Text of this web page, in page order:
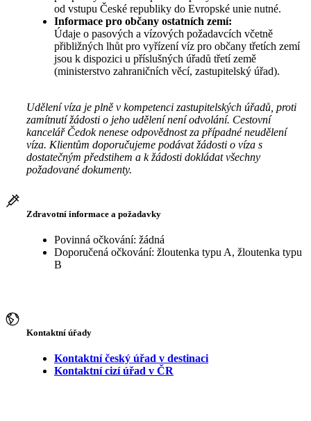
od vstupu České republiky do Evropské unie nutné.
Informace pro občany ostatních zemí:
Údaje o pasových a vízových požadavcích včetně
přibližných lhůt pro vyřízení víz pro občany třetích zemí
jsou k dispozici u příslušných úřadů třetí země
(ministerstvo zahraničních věcí, zastupitelský úřad).
Udělení víza je plně v kompetenci zastupitelských úřadů, proti
zamítnutí žádosti o jeho udělení není odvolání. Cestovní
kancelář Čedok nenese odpovědnost za případné neudělení
víza. Klientům doporučujeme podávat žádosti o víza s
dostatečným předstihem a k žádosti dokládat všechny
požadované dokumenty.
Zdravotní informace a požadavky
Povinná očkování: žádná
Doporučená očkování: žloutenka typu A, žloutenka typu
B
Kontaktní úřady
Kontaktní český úřad v destinaci
Kontaktní cizí úřad v ČR